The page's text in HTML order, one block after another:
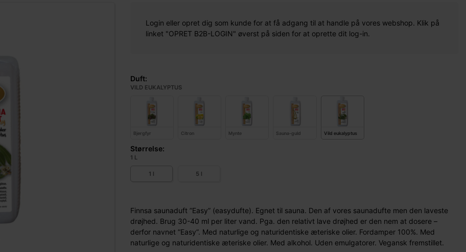
Login eller opret dig som kunde for at få adgang til at handle på vores webshop. Klik på
linket "OPRET B2B-LOGIN" øverst på siden for at oprette dit log-in.
Duft:
VILD EUKALYPTUS
Bjergfyr Citron Mynte Sauna-guld Vild eukalyptus
Størrelse:
1 L
1 l 5 l
Finnsa saunaduft ”Easy” (easydufte). Egnet til sauna. Den af vores saunadufte men den laveste
drøjhed. Brug 30-40 ml per liter vand. Pga. den relativt lave drøjhed er den nem at dosere –
derfor navnet ”Easy”. Med naturlige og naturidentiske æteriske olier. Fordamper 100%. Med
naturlige og naturidentiske æteriske olier. Med alkohol. Uden emulgatorer. Vegansk fremstillet.